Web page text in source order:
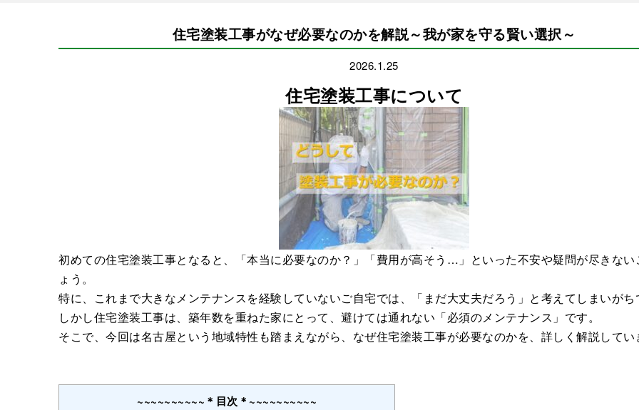
住宅塗装工事がなぜ必要なのかを解説～我が家を守る賢い選択～
2026.1.25
住宅塗装工事について
初めての住宅塗装工事となると、「本当に必要なのか？」「費用が高そう…」といった不安や疑問が尽きない
ょう。
特に、これまで大きなメンテナンスを経験していないご自宅では、「まだ大丈夫だろう」と考えてしまいがち
しかし住宅塗装工事は、築年数を重ねた家にとって、避けては通れない「必須のメンテナンス」です。
そこで、今回は名古屋という地域特性も踏まえながら、なぜ住宅塗装工事が必要なのかを、詳しく解説してい
~~~~~~~~~~＊目次＊~~~~~~~~~~